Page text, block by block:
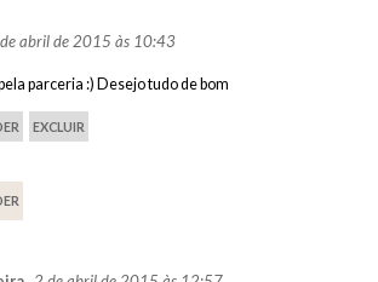
abril de 2015 às 10:43
parceria :) Desejo tudo de bom
EXCLUIR